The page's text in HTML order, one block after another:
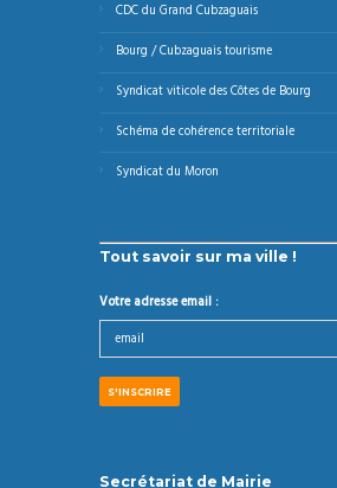
CDC du Grand Cubzaguais
Bourg / Cubzaguais tourisme
Syndicat viticole des Côtes de Bourg
Schéma de cohérence territoriale
Syndicat du Moron
Tout savoir sur ma ville !
Votre adresse email :
Secrétariat de Mairie